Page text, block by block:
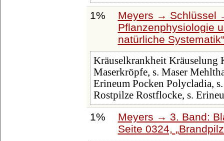
1%
Meyers → Schlüssel
Pflanzenphysiologie
natürliche Systematik
Kräuselkrankheit Kräuselung
Maserkröpfe, s. Maser
Erineum Pocken Polycladia,
Rostpilze Rostflocke, s.
1%
Meyers → 3. Band:
Seite 0324,